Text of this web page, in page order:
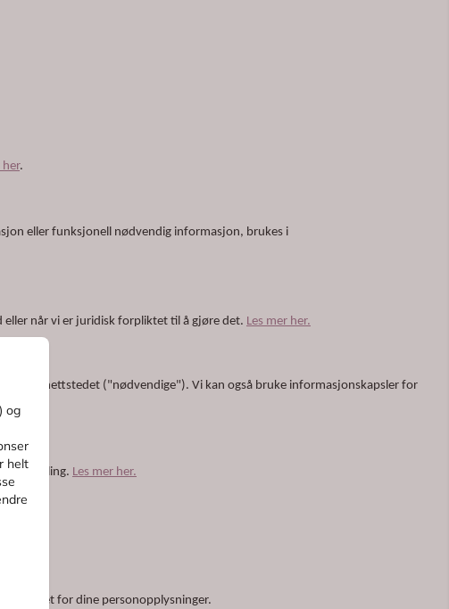
her.
eller funksjonell nødvendig informasjon, brukes i
når vi er juridisk forpliktet til å gjøre det. Les mer her.
på nettstedet ("nødvendige"). Vi kan også bruke informasjonskapsler for
behandling. Les mer her.
for dine personopplysninger.
og
helt